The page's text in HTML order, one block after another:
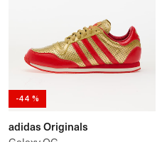
-44 %
adidas Originals